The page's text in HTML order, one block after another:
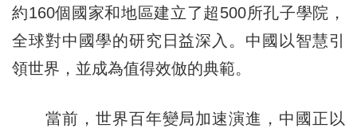
約160個國家和地區建立了超500所孔子學院，
全球對中國學的研究日益深入。中國以智慧引
領世界，並成為值得效倣的典範。
當前，世界百年變局加速演進，中國正以